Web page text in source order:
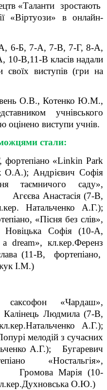
«Таланти зростають
«Віртуози» в онлайн-
Б, 7-А, 7-В, 7-Г, 8-А,
В,11-В класів надали
своїх виступів (гри на
О.В., Котенко Ю.М.,
учнівського
оцінено виступи учнів.
стали:
«Linkin Park
О.А.); Андрієвич Софія
таємничого саду»,
Анастасія (7-В,
Натальченко А.Г.);
«Пісня без слів»,
Новіцька Софія (10-А,
dream», кл.кер.Ференз
(11-В, фортепіано,
І.М.)
«Чардаш»,
Людмила (7-В,
А.Г.);
мелодій з сучасних
А.Г.); Бугаревич
«Ностальгія»,
Громова Марія (10-
О.Ю.)